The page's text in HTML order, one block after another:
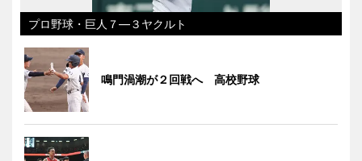
プロ野球・巨人７―３ヤクルト
鳴門渦潮が２回戦へ 高校野球